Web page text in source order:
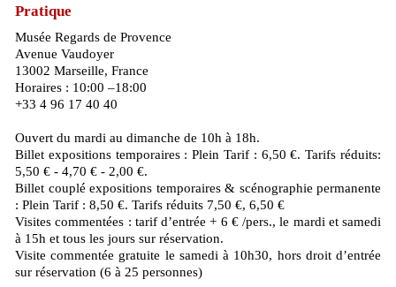
Pratique
Musée Regards de Provence
Avenue Vaudoyer
13002 Marseille, France
Horaires : 10:00 –18:00
+33 4 96 17 40 40
Ouvert du mardi au dimanche de 10h à 18h.
Billet expositions temporaires : Plein Tarif : 6,50 €. Tarifs réduits:
5,50 € - 4,70 € - 2,00 €.
Billet couplé expositions temporaires & scénographie permanente
: Plein Tarif : 8,50 €. Tarifs réduits 7,50 €, 6,50 €
Visites commentées : tarif d’entrée + 6 € /pers., le mardi et samedi
à 15h et tous les jours sur réservation.
Visite commentée gratuite le samedi à 10h30, hors droit d’entrée
sur réservation (6 à 25 personnes)